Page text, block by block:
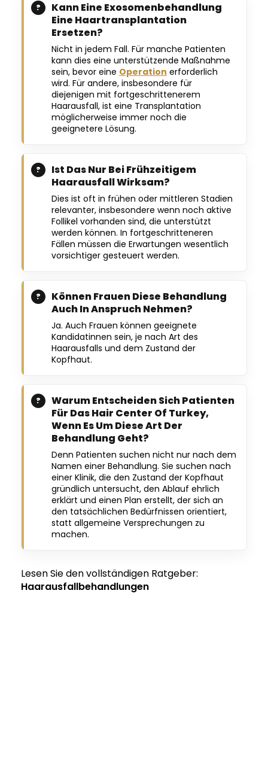
Kann Eine Exosomenbehandlung
Eine Haartransplantation
Ersetzen?
Nicht in jedem Fall. Für manche Patienten
kann dies eine unterstützende Maßnahme
sein, bevor eine Operation erforderlich
wird. Für andere, insbesondere für
diejenigen mit fortgeschrittenerem
Haarausfall, ist eine Transplantation
möglicherweise immer noch die
geeignetere Lösung.
Ist Das Nur Bei Frühzeitigem
Haarausfall Wirksam?
Dies ist oft in frühen oder mittleren Stadien
relevanter, insbesondere wenn noch aktive
Follikel vorhanden sind, die unterstützt
werden können. In fortgeschritteneren
Fällen müssen die Erwartungen wesentlich
vorsichtiger gesteuert werden.
Können Frauen Diese Behandlung
Auch In Anspruch Nehmen?
Ja. Auch Frauen können geeignete
Kandidatinnen sein, je nach Art des
Haarausfalls und dem Zustand der
Kopfhaut.
Warum Entscheiden Sich Patienten
Für Das Hair Center Of Turkey,
Wenn Es Um Diese Art Der
Behandlung Geht?
Denn Patienten suchen nicht nur nach dem
Namen einer Behandlung. Sie suchen nach
einer Klinik, die den Zustand der Kopfhaut
gründlich untersucht, den Ablauf ehrlich
erklärt und einen Plan erstellt, der sich an
den tatsächlichen Bedürfnissen orientiert,
statt allgemeine Versprechungen zu
machen.
Lesen Sie den vollständigen Ratgeber:
Haarausfallbehandlungen